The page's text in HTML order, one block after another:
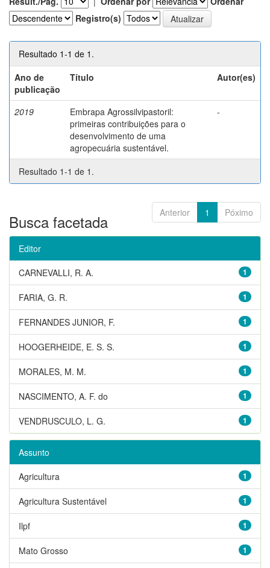
Registro(s)
Resultado 1-1 de 1.
Ano de
publicação
Título Autor(es)
2019
Embrapa Agrossilvipastoril:
primeiras contribuições para o
desenvolvimento de uma
agropecuária sustentável.
-
Resultado 1-1 de 1.
Anterior 1 Póximo
Busca facetada
Editor
1
CARNEVALLI, R. A.
1
FARIA, G. R.
1
FERNANDES JUNIOR, F.
1
HOOGERHEIDE, E. S. S.
1
MORALES, M. M.
1
NASCIMENTO, A. F. do
1
VENDRUSCULO, L. G.
Assunto
1
Agricultura
1
Agricultura Sustentável
1
Ilpf
1
Mato Grosso